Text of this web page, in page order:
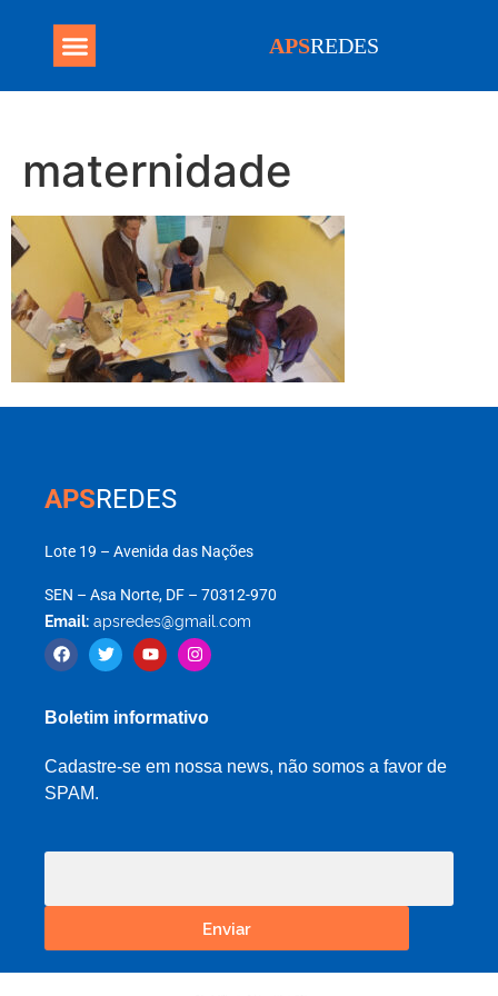
APSREDES
maternidade
APSREDES
Lote 19 – Avenida das Nações
SEN – Asa Norte, DF – 70312-970
Email: apsredes@gmail.com
Boletim informativo
Cadastre-se em nossa news, não somos a favor de
SPAM.
Enviar